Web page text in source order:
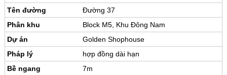
Tên đường
Đường 37
Phân khu
Block M5, Khu Đông Nam
Dự án
Golden Shophouse
Pháp lý
hợp đồng dài hạn
Bề ngang
7m